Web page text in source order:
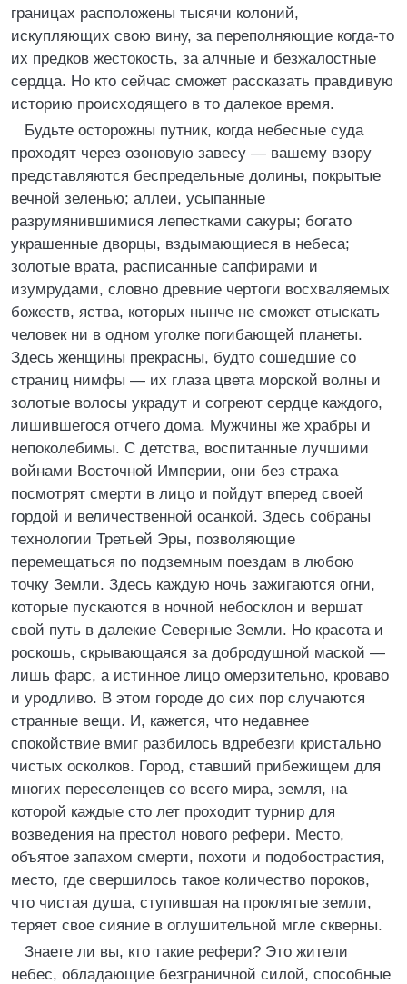
границах расположены тысячи колоний,
искупляющих свою вину, за переполняющие когда-то
их предков жестокость, за алчные и безжалостные
сердца. Но кто сейчас сможет рассказать правдивую
историю происходящего в то далекое время.
Будьте осторожны путник, когда небесные суда
проходят через озоновую завесу — вашему взору
представляются беспредельные долины, покрытые
вечной зеленью; аллеи, усыпанные
разрумянившимися лепестками сакуры; богато
украшенные дворцы, вздымающиеся в небеса;
золотые врата, расписанные сапфирами и
изумрудами, словно древние чертоги восхваляемых
божеств, яства, которых нынче не сможет отыскать
человек ни в одном уголке погибающей планеты.
Здесь женщины прекрасны, будто сошедшие со
страниц нимфы — их глаза цвета морской волны и
золотые волосы украдут и согреют сердце каждого,
лишившегося отчего дома. Мужчины же храбры и
непоколебимы. С детства, воспитанные лучшими
войнами Восточной Империи, они без страха
посмотрят смерти в лицо и пойдут вперед своей
гордой и величественной осанкой. Здесь собраны
технологии Третьей Эры, позволяющие
перемещаться по подземным поездам в любою
точку Земли. Здесь каждую ночь зажигаются огни,
которые пускаются в ночной небосклон и вершат
свой путь в далекие Северные Земли. Но красота и
роскошь, скрывающаяся за добродушной маской —
лишь фарс, а истинное лицо омерзительно, кроваво
и уродливо. В этом городе до сих пор случаются
странные вещи. И, кажется, что недавнее
спокойствие вмиг разбилось вдребезги кристально
чистых осколков. Город, ставший прибежищем для
многих переселенцев со всего мира, земля, на
которой каждые сто лет проходит турнир для
возведения на престол нового рефери. Место,
объятое запахом смерти, похоти и подобострастия,
место, где свершилось такое количество пороков,
что чистая душа, ступившая на проклятые земли,
теряет свое сияние в оглушительной мгле скверны.
Знаете ли вы, кто такие рефери? Это жители
небес, обладающие безграничной силой, способные